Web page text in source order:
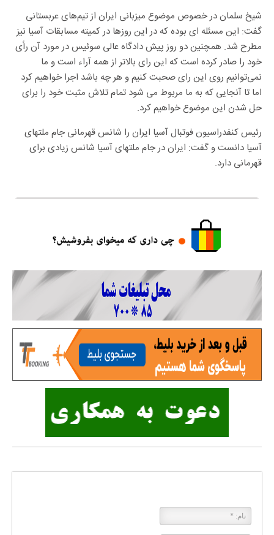
شیخ سلمان در خصوص موضوع میزبانی ایران از تیم‌های عربستانی
گفت: این مسئله ای بوده که در این روزها در کمیته مسابقات آسیا نیز
مطرح شد. همچنین دو روز پیش دادگاه عالی سوئیس در مورد آن رأی
خود را صادر کرده است که این رای بالاتر از همه آراء است و ما
نمی‌توانیم روی این رای صحبت کنیم و هر چه باشد اجرا خواهیم کرد
اما تا آنجایی که به ما مربوط می شود تمام تلاش مثبت خود را برای
حل شدن این موضوع خواهیم کرد.
رئیس کنفدراسیون فوتبال آسیا ایران را شانس قهرمانی جام ملتهای
آسیا دانست و گفت: ایران در جام ملتهای آسیا شانس زیادی برای
قهرمانی دارد.